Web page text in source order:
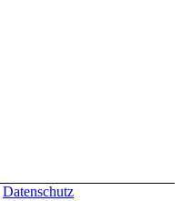
Datenschutz